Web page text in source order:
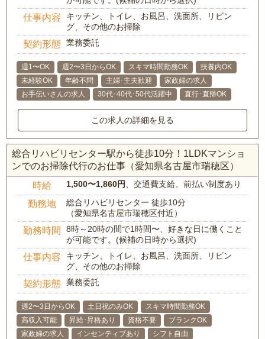
仕事内容
キッチン、トイレ、お風呂、洗面所、リビン
グ、その他のお掃除
契約形態 業務委託
週1〜OK 週2〜3日からOK スキマ時間勤務OK
扶養内OK
未経験OK
年齢不問 主婦･主夫歓迎
家政婦の求人
お手伝いさんの求人
30代･40代･50代活躍中 直行･直帰OK
この求人の詳細を見る
総合リハビリセンター駅から徒歩10分！1LDKマンショ
ンでのお掃除代行のお仕事（愛知県名古屋市瑞穂区）
時給 1,500〜1,860円、交通費支給、前払い制度あり
勤務地
総合リハビリセンター 徒歩10分
（愛知県名古屋市瑞穂区付近）
勤務時間
8時～20時の間で1時間〜、好きな日に働くこと
が可能です。(候補の日時から選択)
仕事内容
キッチン、トイレ、お風呂、洗面所、リビン
グ、その他のお掃除
契約形態 業務委託
週2〜3日からOK 土日祝のみOK
スキマ時間勤務OK
高収入可能
昇給･昇格あり 資格不要
ブランクOK
家政婦の求人
インセンティブあり シフト自由